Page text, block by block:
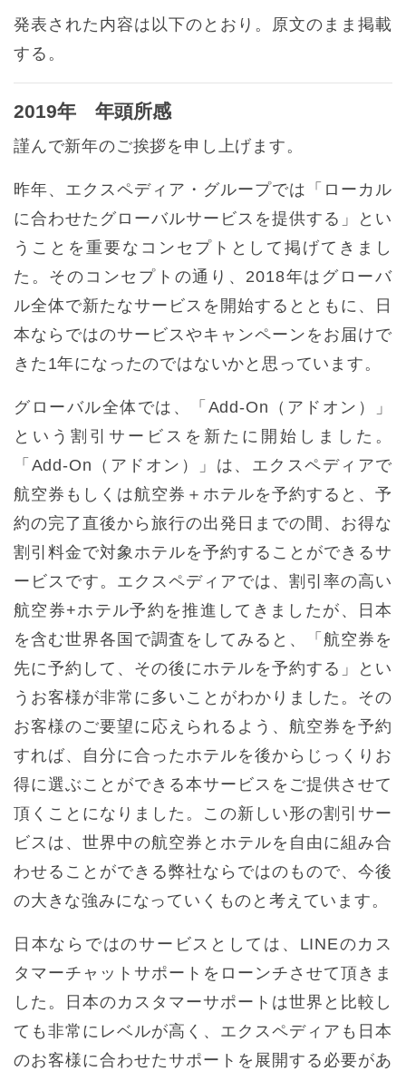
発表された内容は以下のとおり。原文のまま掲載
する。
2019年 年頭所感
謹んで新年のご挨拶を申し上げます。
昨年、エクスペディア・グループでは「ローカル
に合わせたグローバルサービスを提供する」とい
うことを重要なコンセプトとして掲げてきまし
た。そのコンセプトの通り、2018年はグローバ
ル全体で新たなサービスを開始するとともに、日
本ならではのサービスやキャンペーンをお届けで
きた1年になったのではないかと思っています。
グローバル全体では、「Add-On（アドオン）」
という割引サービスを新たに開始しました。
「Add-On（アドオン）」は、エクスペディアで
航空券もしくは航空券＋ホテルを予約すると、予
約の完了直後から旅行の出発日までの間、お得な
割引料金で対象ホテルを予約することができるサ
ービスです。エクスペディアでは、割引率の高い
航空券+ホテル予約を推進してきましたが、日本
を含む世界各国で調査をしてみると、「航空券を
先に予約して、その後にホテルを予約する」とい
うお客様が非常に多いことがわかりました。その
お客様のご要望に応えられるよう、航空券を予約
すれば、自分に合ったホテルを後からじっくりお
得に選ぶことができる本サービスをご提供させて
頂くことになりました。この新しい形の割引サー
ビスは、世界中の航空券とホテルを自由に組み合
わせることができる弊社ならではのもので、今後
の大きな強みになっていくものと考えています。
日本ならではのサービスとしては、LINEのカス
タマーチャットサポートをローンチさせて頂きま
した。日本のカスタマーサポートは世界と比較し
ても非常にレベルが高く、エクスペディアも日本
のお客様に合わせたサポートを展開する必要があ